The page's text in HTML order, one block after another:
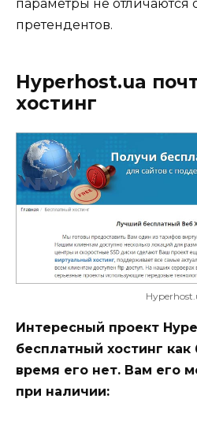
параметры не отличаются
претендентов.
Hyperhost.ua
хостинг
Интересный проект
бесплатный хостинг
время его нет. Вам его
при наличии: